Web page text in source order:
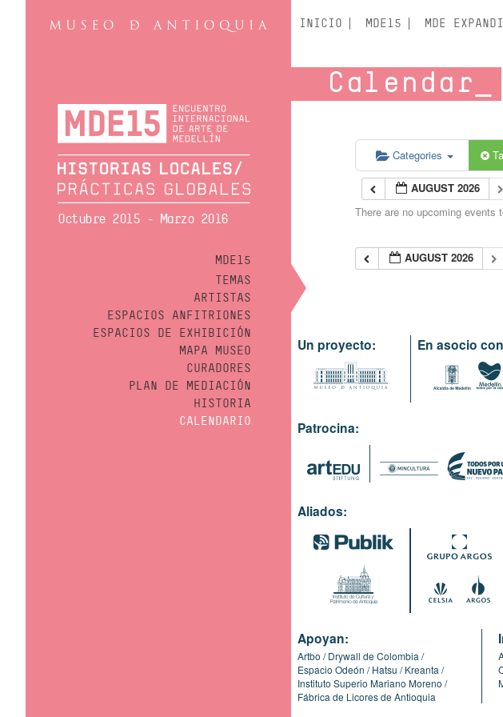
Octubre 2015 - Marzo 2016
MDE15
TEMAS
ARTISTAS
ESPACIOS ANFITRIONES
ESPACIOS DE EXHIBICIÓN
MAPA MUSEO
CURADORES
PLAN DE MEDIACIÓN
HISTORIA
CALENDARIO
INICIO MDE15 MDE
Calendar
Categories
AUGUST 2026
There are no upcoming events
AUGUST 2026
Un proyecto: En asocio
Patrocina:
Aliados:
Apoyan:
Artbo
Drywall de Colombia
Espacio Odeón
Hatsu
Kreanta
Instituto Superio Mariano Moreno
Fábrica de Licores de Antioquia